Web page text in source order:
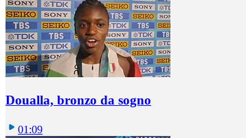
Doualla, bronzo da sogno
01:09